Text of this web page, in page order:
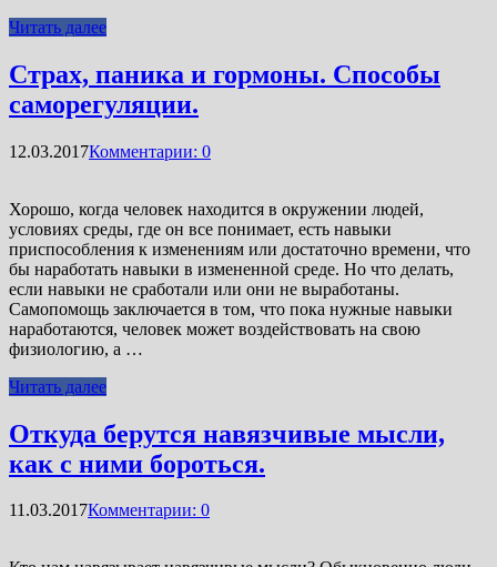
Читать далее
Страх, паника и гормоны. Способы
саморегуляции.
12.03.2017Комментарии: 0
Хорошо, когда человек находится в окружении людей,
условиях среды, где он все понимает, есть навыки
приспособления к изменениям или достаточно времени, что
бы наработать навыки в измененной среде. Но что делать,
если навыки не сработали или они не выработаны.
Самопомощь заключается в том, что пока нужные навыки
наработаются, человек может воздействовать на свою
физиологию, а …
Читать далее
Откуда берутся навязчивые мысли,
как с ними бороться.
11.03.2017Комментарии: 0